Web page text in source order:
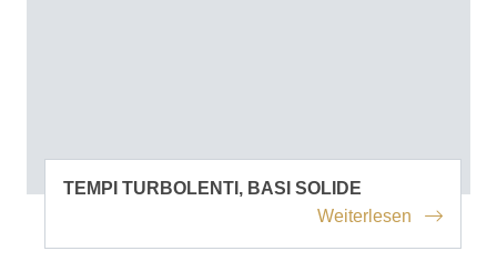
TEMPI TURBOLENTI, BASI SOLIDE
Weiterlesen